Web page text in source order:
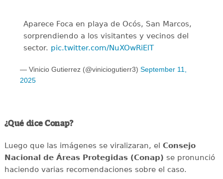
Aparece Foca en playa de Ocós, San Marcos,
sorprendiendo a los visitantes y vecinos del
sector. pic.twitter.com/NuXOwRiElT
— Vinicio Gutierrez (@viniciogutierr3) September 11,
2025
¿Qué dice Conap?
Luego que las imágenes se viralizaran, el Consejo
Nacional de Áreas Protegidas (Conap) se pronunció
haciendo varias recomendaciones sobre el caso.